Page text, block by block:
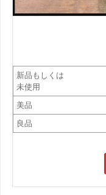
新品もしくは
未使用
美品
良品